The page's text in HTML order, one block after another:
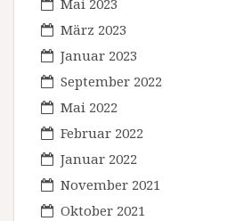
Mai 2023
März 2023
Januar 2023
September 2022
Mai 2022
Februar 2022
Januar 2022
November 2021
Oktober 2021